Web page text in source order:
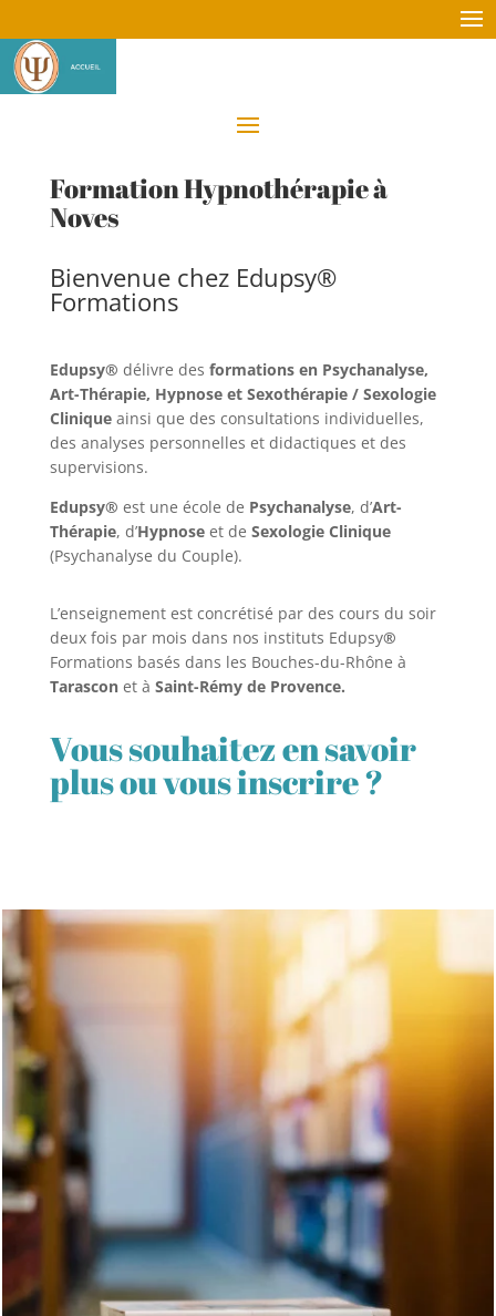
Formation Hypnothérapie à
Noves
Bienvenue chez Edupsy®
Formations
Edupsy® délivre des formations en Psychanalyse,
Art-Thérapie, Hypnose et Sexothérapie / Sexologie
Cliniqueainsi que des consultations individuelles,
des analyses personnelles et didactiques et des
supervisions.
Edupsy® est une école de Psychanalyse, d’Art-
Thérapie, d’Hypnoseet de Sexologie Clinique
(Psychanalyse du Couple).
L’enseignement est concrétisé par des cours du soir
deux fois par mois dans nos instituts Edupsy®
Formations basés dans les Bouches-du-Rhône à
Tarasconet à Saint-Rémy de Provence.
Vous souhaitez en savoir
plus ou vous inscrire ?